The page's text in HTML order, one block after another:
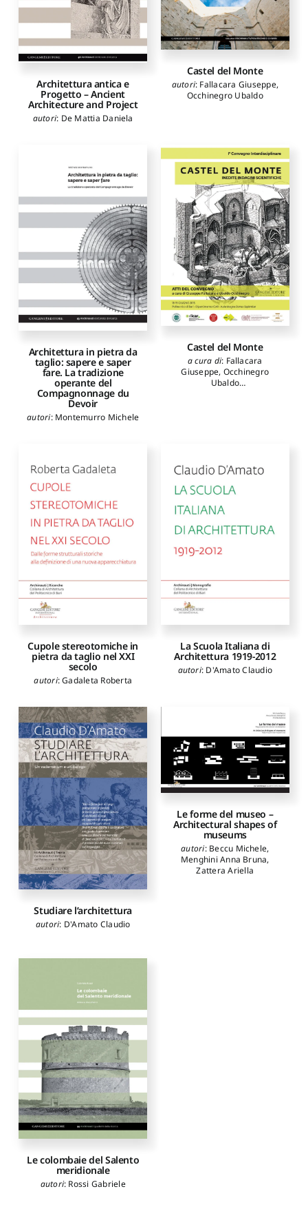
Architettura antica e
Progetto – Ancient
Architecture and Project
autori: De Mattia Daniela
Castel del Monte
autori: Fallacara Giuseppe,
Occhinegro Ubaldo
Architettura in pietra da
taglio: sapere e saper
fare. La tradizione
operante del
Compagnonnage du
Devoir
autori: Montemurro Michele
Castel del Monte
a cura di: Fallacara
Giuseppe, Occhinegro
Ubaldo
Guerrieri Claudio,De
Giuseppe,Magnini
Giuseppe
Ruggero,Maselli Giorgio
Maurici Ferdinando,
Montemurro Marcelo,
Nobile Marco Rosario
Occhinegro Ubaldo
Ruggiero,Restucci Amerigo,
Rossi Gabriele
Luc
Cupole stereotomiche in
pietra da taglio nel XXI
secolo
autori:Gadaleta Roberta
La Scuola Italiana di
Architettura 1919-2012
autori: D'Amato Claudio
Studiare l’architettura
autori: D'Amato Claudio
Le forme del museo –
Architectural shapes of
museums
autori: Beccu Michele,
Menghini Anna Bruna,
Zattera Ariella
Le colombaie del Salento
meridionale
autori: Rossi Gabriele